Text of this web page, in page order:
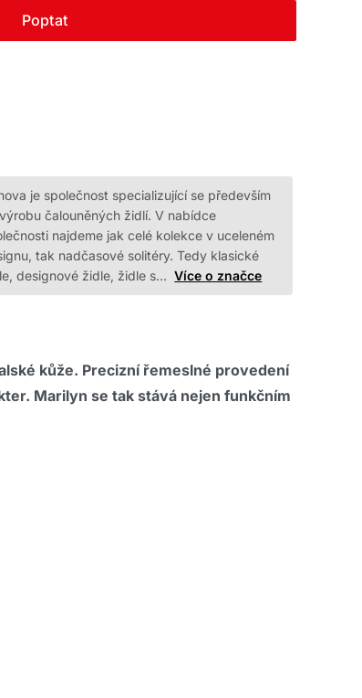
Poptat
je společnost specializující se především
čalouněných židlí. V nabídce
najdeme jak celé kolekce v uceleném
tak nadčasové solitéry. Tedy klasické
designové židle, židle s… Více o značce
kůže. Precizní řemeslné provedení
Marilyn se tak stává nejen funkčním